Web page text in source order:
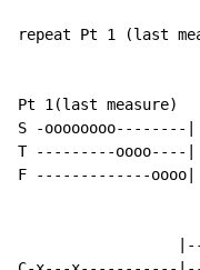
repeat Pt 1 (last
Pt 1(last measure)
S -oooooooo--------|
T ---------oooo----|
F -------------oooo|